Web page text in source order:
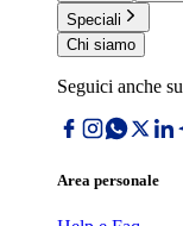
Speciali
Chi siamo
Seguici anche su
Area personale